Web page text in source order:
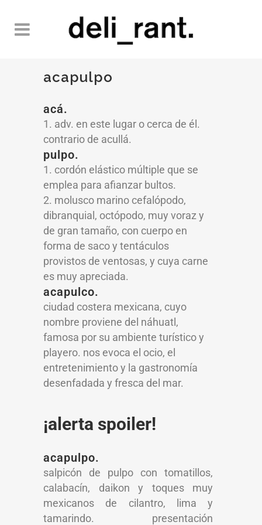
acapulpo
acá.
1. adv. en este lugar o cerca de él.
contrario de acullá.
pulpo.
1. cordón elástico múltiple que se
emplea para afianzar bultos.
2. molusco marino cefalópodo,
dibranquial, octópodo, muy voraz y
de gran tamaño, con cuerpo en
forma de saco y tentáculos
provistos de ventosas, y cuya carne
es muy apreciada.
acapulco.
ciudad costera mexicana, cuyo
nombre proviene del náhuatl,
famosa por su ambiente turístico y
playero. nos evoca el ocio, el
entretenimiento y la gastronomía
desenfadada y fresca del mar.
¡alerta spoiler!
acapulpo.
salpicón de pulpo con tomatillos,
calabacín, daikon y toques muy
mexicanos de cilantro, lima y
tamarindo. presentación